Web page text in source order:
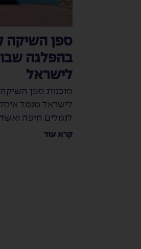
בהפלגה
לישראל
סוכנות ספן השיקה
לישראל מנמל
לנמלים חיפה
קרא עוד